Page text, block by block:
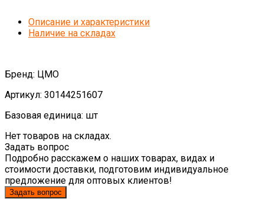
Описание и характеристики
Наличие на складах
Бренд: ЦМО
Артикул: 30144251607
Базовая единица: шт
Нет товаров на складах.
Задать вопрос
Подробно расскажем о наших товарах, видах и
стоимости доставки, подготовим индивидуальное
предложение для оптовых клиентов!
Задать вопрос